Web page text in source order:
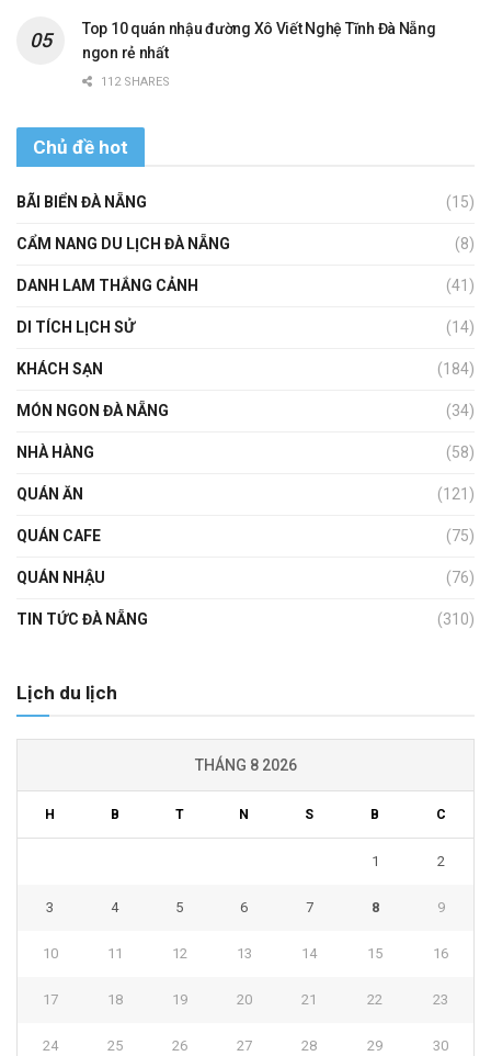
Top 10 quán nhậu đường Xô Viết Nghệ Tĩnh Đà Nẵng
ngon rẻ nhất
112 SHARES
Chủ đề hot
BÃI BIỂN ĐÀ NẴNG (15)
CẨM NANG DU LỊCH ĐÀ NẴNG (8)
DANH LAM THẮNG CẢNH (41)
DI TÍCH LỊCH SỬ (14)
KHÁCH SẠN (184)
MÓN NGON ĐÀ NẴNG (34)
NHÀ HÀNG (58)
QUÁN ĂN (121)
QUÁN CAFE (75)
QUÁN NHẬU (76)
TIN TỨC ĐÀ NẴNG (310)
Lịch du lịch
THÁNG 8 2026
H B T N S B C
1 2
3 4 5 6 7 8 9
10 11 12 13 14 15 16
17 18 19 20 21 22 23
24 25 26 27 28 29 30